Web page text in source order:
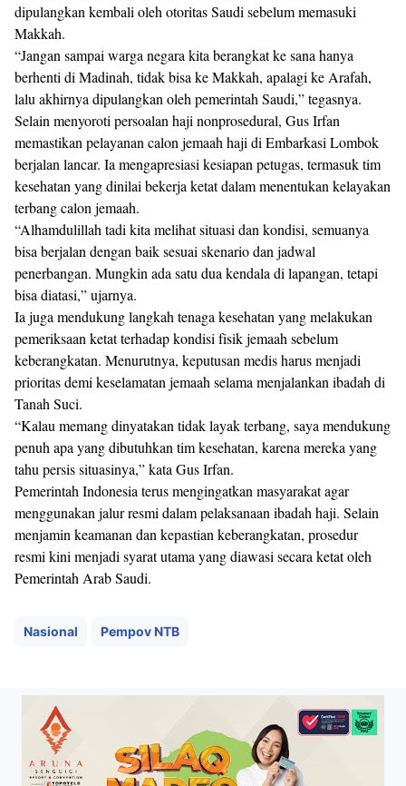
dipulangkan kembali oleh otoritas Saudi sebelum memasuki
Makkah.
“Jangan sampai warga negara kita berangkat ke sana hanya
berhenti di Madinah, tidak bisa ke Makkah, apalagi ke Arafah,
lalu akhirnya dipulangkan oleh pemerintah Saudi,” tegasnya.
Selain menyoroti persoalan haji nonprosedural, Gus Irfan
memastikan pelayanan calon jemaah haji di Embarkasi Lombok
berjalan lancar. Ia mengapresiasi kesiapan petugas, termasuk tim
kesehatan yang dinilai bekerja ketat dalam menentukan kelayakan
terbang calon jemaah.
“Alhamdulillah tadi kita melihat situasi dan kondisi, semuanya
bisa berjalan dengan baik sesuai skenario dan jadwal
penerbangan. Mungkin ada satu dua kendala di lapangan, tetapi
bisa diatasi,” ujarnya.
Ia juga mendukung langkah tenaga kesehatan yang melakukan
pemeriksaan ketat terhadap kondisi fisik jemaah sebelum
keberangkatan. Menurutnya, keputusan medis harus menjadi
prioritas demi keselamatan jemaah selama menjalankan ibadah di
Tanah Suci.
“Kalau memang dinyatakan tidak layak terbang, saya mendukung
penuh apa yang dibutuhkan tim kesehatan, karena mereka yang
tahu persis situasinya,” kata Gus Irfan.
Pemerintah Indonesia terus mengingatkan masyarakat agar
menggunakan jalur resmi dalam pelaksanaan ibadah haji. Selain
menjamin keamanan dan kepastian keberangkatan, prosedur
resmi kini menjadi syarat utama yang diawasi secara ketat oleh
Pemerintah Arab Saudi.
Nasional Pempov NTB